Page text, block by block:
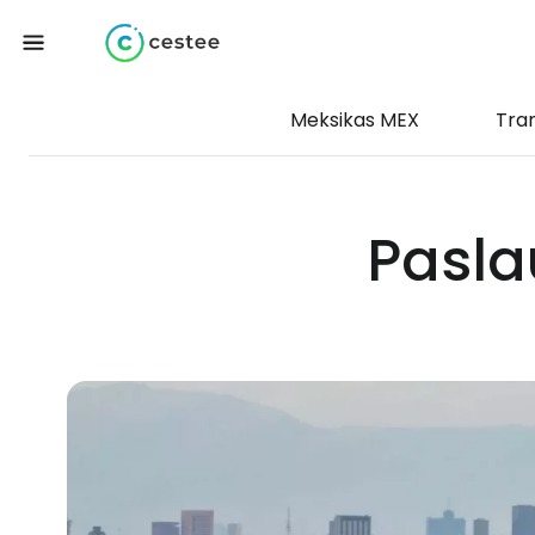
Meksikas MEX